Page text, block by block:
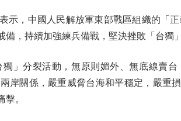
，中國人民解放軍東部戰區組織的「正
，持續加強練兵備戰，堅決挫敗「台獨
分裂活動，無原則媚外、無底線賣台
岸關係，嚴重威脅台海和平穩定，嚴重
。